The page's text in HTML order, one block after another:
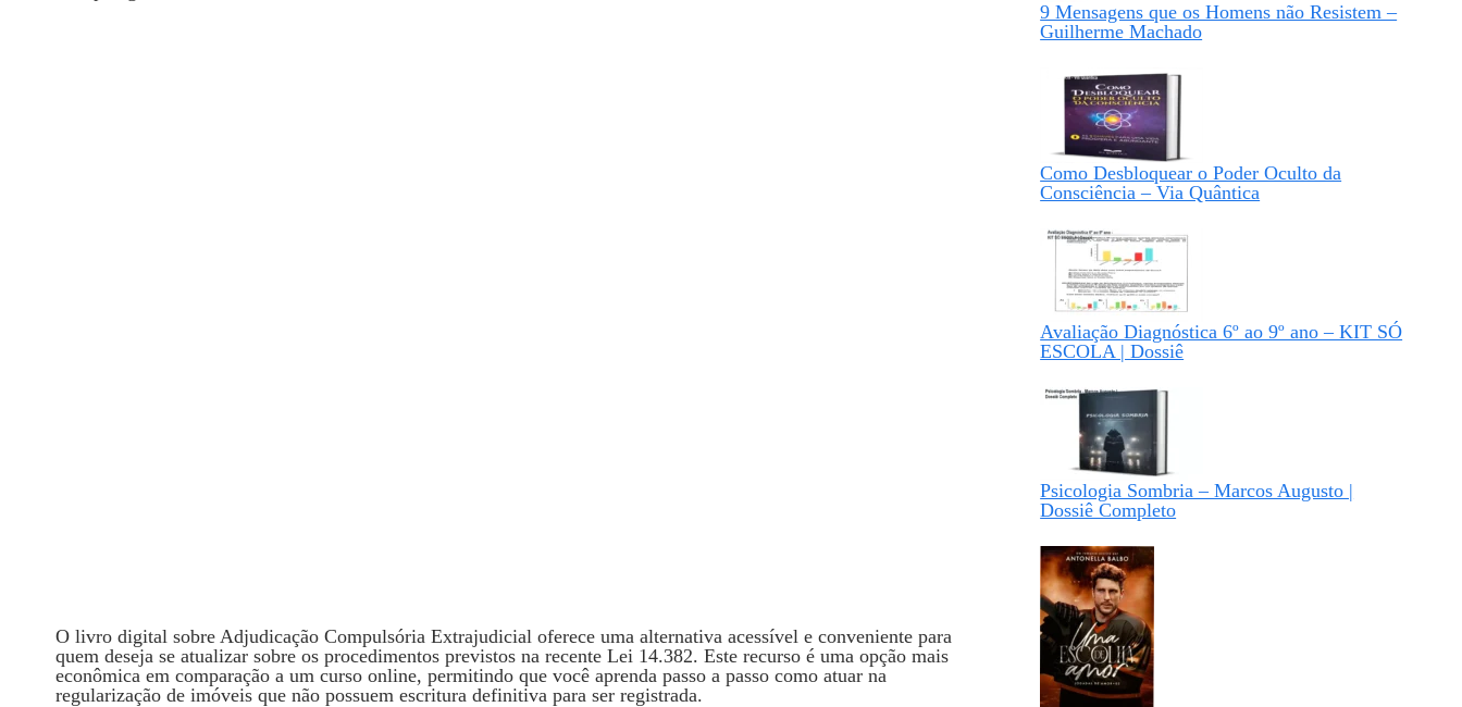
O livro digital sobre Adjudicação Compulsória Extrajudicial oferece uma alternativa acessível e conveniente para
quem deseja se atualizar sobre os procedimentos previstos na recente Lei 14.382. Este recurso é uma opção mais
econômica em comparação a um curso online, permitindo que você aprenda passo a passo como atuar na
regularização de imóveis que não possuem escritura definitiva para ser registrada.
9 Mensagens que os Homens não Resistem –
Guilherme Machado
Como Desbloquear o Poder Oculto da
Consciência – Via Quântica
Avaliação Diagnóstica 6º ao 9º ano – KIT SÓ
ESCOLA | Dossiê
Psicologia Sombria – Marcos Augusto |
Dossiê Completo